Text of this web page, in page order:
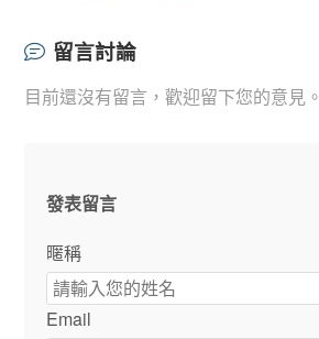
留言討論
目前還沒有留言，歡迎留下您的意見。
發表留言
暱稱
Email